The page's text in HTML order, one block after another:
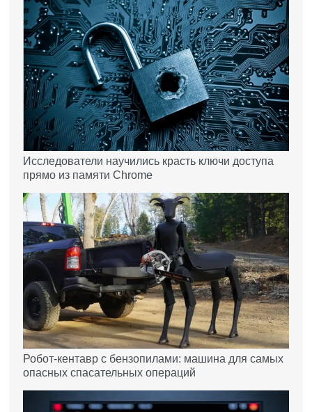
Исследователи научились красть ключи доступа
прямо из памяти Chrome
Робот-кентавр с бензопилами: машина для самых
опасных спасательных операций